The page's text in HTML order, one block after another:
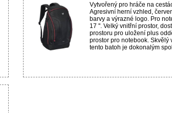
Vytvořený pro hráče na
Agresivní herní vzhled,
barvy a výrazné logo. Pro
17 ''. Velký vnitřní prostor,
prostoru pro uložení plus
prostor pro notebook. Skvělý
tento batoh je dokonalým